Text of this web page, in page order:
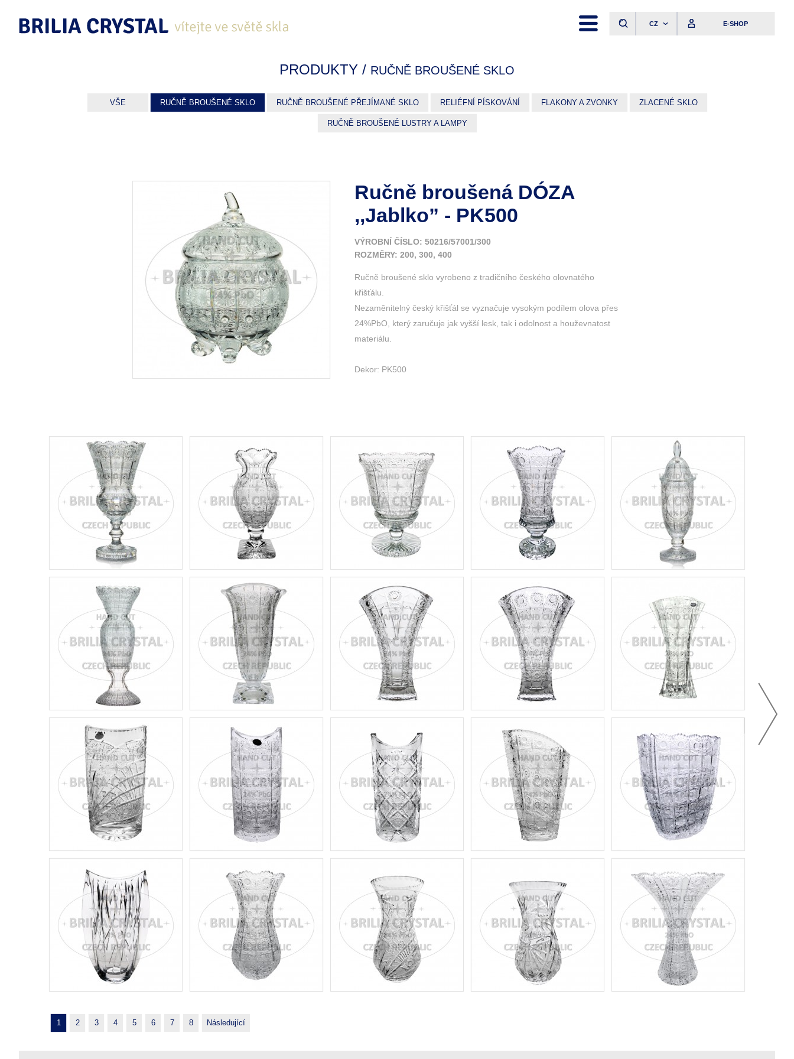
CZ E-SHOP
PRODUKTY / RUČNĚ BROUŠENÉ SKLO
VŠE RUČNĚ BROUŠENÉ SKLO RUČNĚ BROUŠENÉ PŘEJÍMANÉ SKLO RELIÉFNÍ PÍSKOVÁNÍ FLAKONY A ZVONKY ZLACENÉ SKLO
RUČNĚ BROUŠENÉ LUSTRY A LAMPY
Ručně broušená DÓZA
,,Jablko” - PK500
VÝROBNÍ ČÍSLO: 50216/57001/300
ROZMĚRY: 200, 300, 400
Ručně broušené sklo vyrobeno z tradičního českého olovnatého
křišťálu.
Nezaměnitelný český křišťál se vyznačuje vysokým podílem olova přes
24%PbO, který zaručuje jak vyšší lesk, tak i odolnost a houževnatost
materiálu.
Dekor: PK500
1 2 3 4 5 6 7 8 Následující